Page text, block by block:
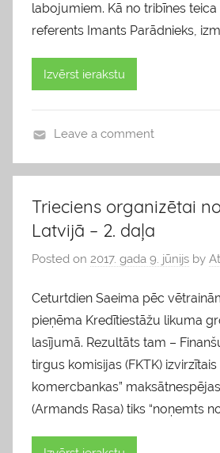
labojumiem. Kā no tribīnes
referents Imants Parādnieks,
Izvērst ierakstu
l
g
s
Leave a comment
Trieciens organizētai
Latvijā – 2. daļa
Posted on 2017. gada 9. jūnijs by
Ceturtdien Saeima pēc
pieņēma Kredītiestāžu likuma
lasījumā. Rezultāts tam –
tirgus komisijas (FKTK) izvirzītais
komercbankas”
(Armands Rasa) tiks “noņemts